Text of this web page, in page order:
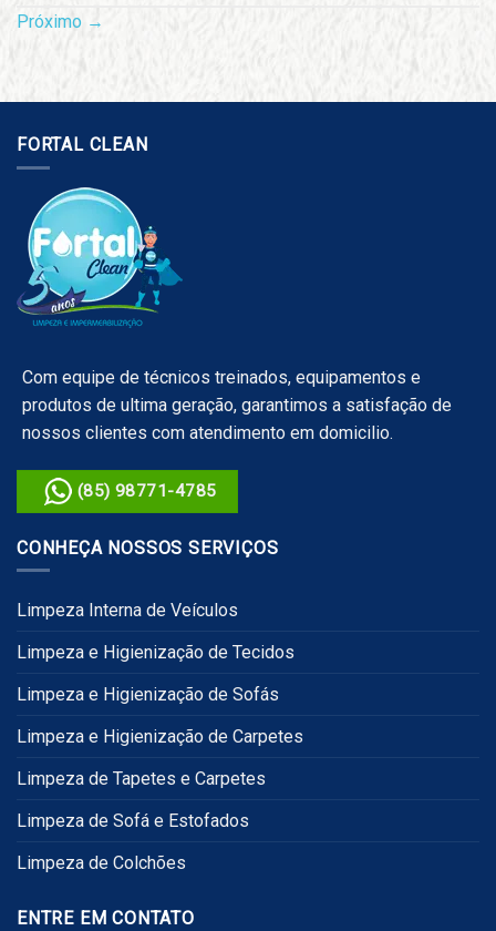
Próximo →
FORTAL CLEAN
Com equipe de técnicos treinados, equipamentos e
produtos de ultima geração, garantimos a satisfação de
nossos clientes com atendimento em domicilio.
(85) 98771-4785
CONHEÇA NOSSOS SERVIÇOS
Limpeza Interna de Veículos
Limpeza e Higienização de Tecidos
Limpeza e Higienização de Sofás
Limpeza e Higienização de Carpetes
Limpeza de Tapetes e Carpetes
Limpeza de Sofá e Estofados
Limpeza de Colchões
ENTRE EM CONTATO